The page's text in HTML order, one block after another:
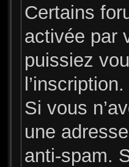
Certains
activée par
puissiez
Si vous
une
anti-spam.